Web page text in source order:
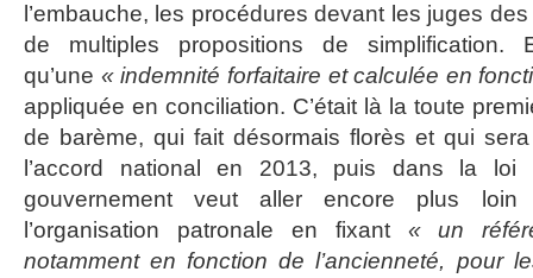
l’embauche, les procédures devant les juges des
de multiples propositions de simplification.
qu’une « indemnité forfaitaire et calculée en
appliquée en conciliation. C’était là la toute
de barème, qui fait désormais florès et qui
l’accord national en 2013, puis dans la loi
gouvernement veut aller encore plus
l’organisation patronale en fixant « un
notamment en fonction de l’ancienneté, pour